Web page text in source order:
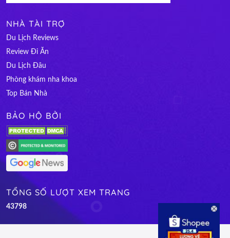
NHÀ TÀI TRỢ
Du Lịch Reviews
Review Đi Ăn
Du Lịch Đâu
Phòng khám nha khoa
Top Bán Nhà
BẢO HỘ BỞI
TỔNG SỐ LƯỢT XEM TRANG
43798